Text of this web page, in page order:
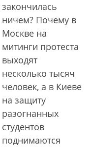
закончилась
ничем? Почему в
Москве на
митинги протеста
выходят
несколько тысяч
человек, а в Киеве
на защиту
разогнанных
студентов
поднимаются